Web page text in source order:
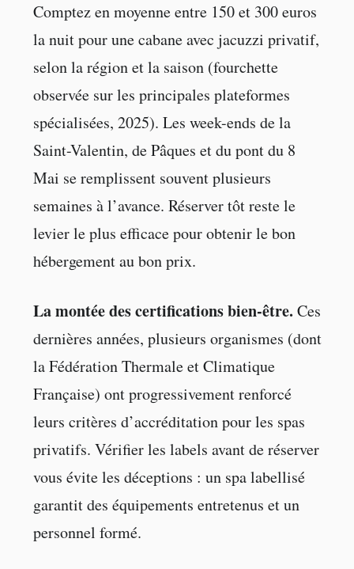
Comptez en moyenne entre 150 et 300 euros
la nuit pour une cabane avec jacuzzi privatif,
selon la région et la saison (fourchette
observée sur les principales plateformes
spécialisées, 2025). Les week-ends de la
Saint-Valentin, de Pâques et du pont du 8
Mai se remplissent souvent plusieurs
semaines à l’avance. Réserver tôt reste le
levier le plus efficace pour obtenir le bon
hébergement au bon prix.
La montée des certifications bien-être.Ces
dernières années, plusieurs organismes (dont
la Fédération Thermale et Climatique
Française) ont progressivement renforcé
leurs critères d’accréditation pour les spas
privatifs. Vérifier les labels avant de réserver
vous évite les déceptions : un spa labellisé
garantit des équipements entretenus et un
personnel formé.